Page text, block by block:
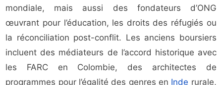
mondiale, mais aussi des fondateurs d’ONG
œuvrant pour l’éducation, les droits des réfugiés ou
la réconciliation post-conflit. Les anciens boursiers
incluent des médiateurs de l’accord historique avec
les FARC en Colombie, des architectes de
programmes pour l’égalité des genres en Inde rurale,